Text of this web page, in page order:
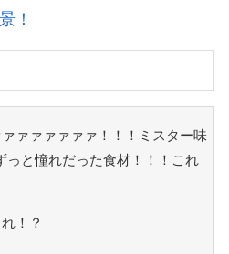
！
ァァァァァァ！！！ミスター味
っと憧れだった食材！！！これ
！？